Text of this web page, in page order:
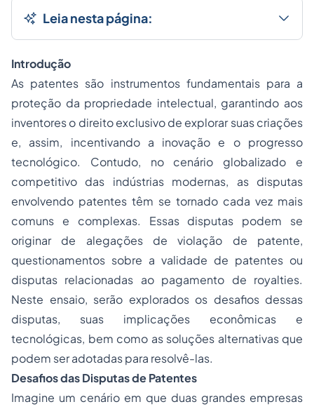
Leia nesta página:
Introdução
As patentes são instrumentos fundamentais para a
proteção da propriedade intelectual, garantindo aos
inventores o direito exclusivo de explorar suas criações
e, assim, incentivando a inovação e o progresso
tecnológico. Contudo, no cenário globalizado e
competitivo das indústrias modernas, as disputas
envolvendo patentes têm se tornado cada vez mais
comuns e complexas. Essas disputas podem se
originar de alegações de violação de patente,
questionamentos sobre a validade de patentes ou
disputas relacionadas ao pagamento de royalties.
Neste ensaio, serão explorados os desafios dessas
disputas, suas implicações econômicas e
tecnológicas, bem como as soluções alternativas que
podem ser adotadas para resolvê-las.
Desafios das Disputas de Patentes
Imagine um cenário em que duas grandes empresas